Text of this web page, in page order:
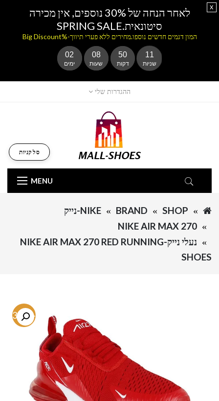
ההגדרות שלי
MENU
סל קניות
SHOP
BRAND
NIKE-נייק
NIKE AIR MAX 270
נעלי נייק-NIKE AIR MAX 270 RED RUNNING
SHOES
-53.3%
לאחר הנחה של 30% נוספים, אין מכירה
סיטונאית.SPRING SALE
המון דגמים חדשים נוספו.מחירים ללא פערי תיווך-%Big Discount
02
ימים
08
שעות
50
דקות
11
שניות
x